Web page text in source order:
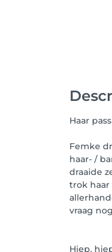
Haar
Femke
haar- /
draaide
trok haar
vraag
Hiep,